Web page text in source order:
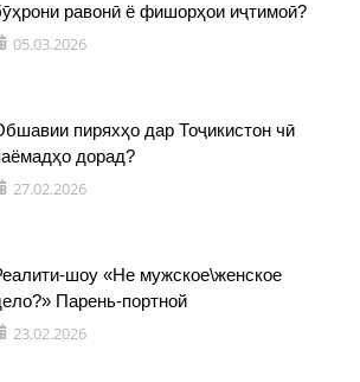
равонӣ ё фишорҳои иҷтимоӣ?
05.03.2026
пиряхҳо дар Тоҷикистон чӣ
дорад?
27.02.2026
шоу «Не мужское\женское
Парень-портной
23.02.2026